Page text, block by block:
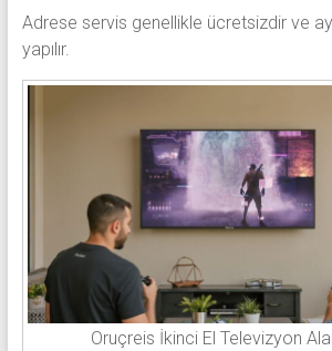
Adrese servis genellikle ücretsizdir ve
yapılır.
Oruçreis İkinci El Televizyon